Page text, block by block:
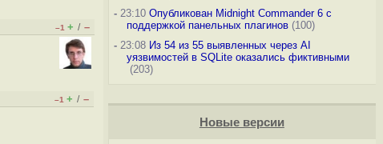
–1 + / –
–1 + / –
-23:10 Опубликован Midnight Commander 6 c
поддержкой панельных плагинов(100)
-23:08 Из 54 из 55 выявленных через AI
уязвимостей в SQLite оказались фиктивными
(203)
Новые версии